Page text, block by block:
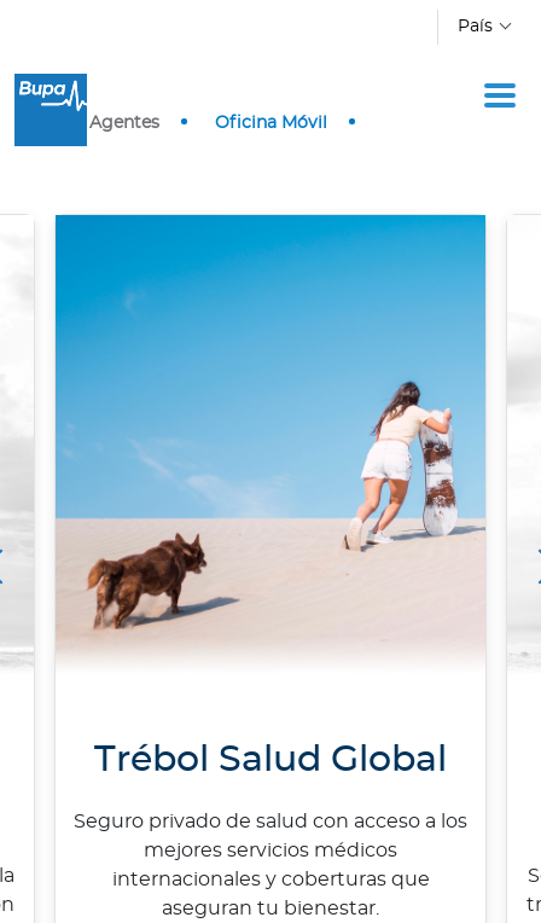
País
Ingresar a Mi Bupa
Para Agentes
Contáctanos
Agentes Oficina Móvil
Trébol Salud Global
Seguro privado de salud con acceso a los
mejores servicios médicos
internacionales y coberturas que
aseguran tu bienestar.